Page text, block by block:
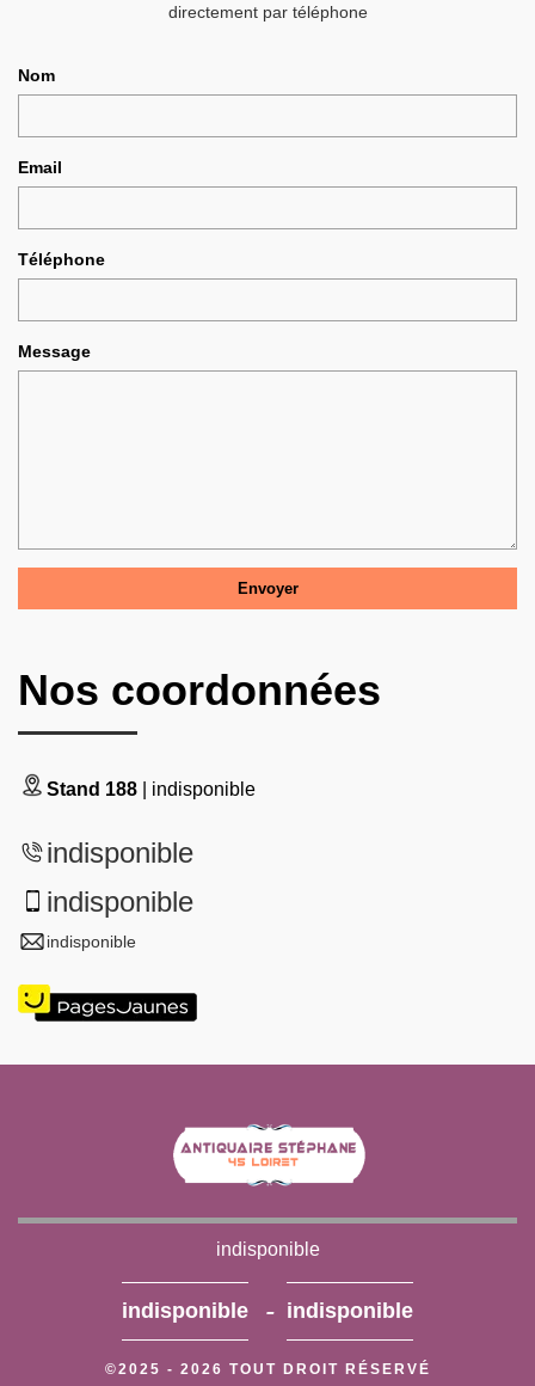
directement par téléphone
Nom
Email
Téléphone
Message
Nos coordonnées
Stand 188 | indisponible
indisponible
indisponible
indisponible
indisponible
indisponible - indisponible
©2025 - 2026 TOUT DROIT RÉSERVÉ